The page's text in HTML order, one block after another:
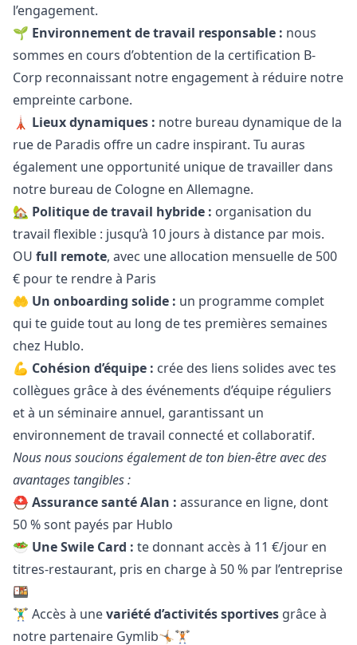
l’engagement.
🌱 Environnement de travail responsable : nous
sommes en cours d’obtention de la certification B-
Corp reconnaissant notre engagement à réduire notre
empreinte carbone.
🗼 Lieux dynamiques : notre bureau dynamique de la
rue de Paradis offre un cadre inspirant. Tu auras
également une opportunité unique de travailler dans
notre bureau de Cologne en Allemagne.
🏡 Politique de travail hybride : organisation du
travail flexible : jusqu’à 10 jours à distance par mois.
OU full remote, avec une allocation mensuelle de 500
€ pour te rendre à Paris
🤲 Un onboarding solide : un programme complet
qui te guide tout au long de tes premières semaines
chez Hublo.
💪 Cohésion d’équipe : crée des liens solides avec tes
collègues grâce à des événements d’équipe réguliers
et à un séminaire annuel, garantissant un
environnement de travail connecté et collaboratif.
Nous nous soucions également de ton bien-être avec des
avantages tangibles :
⛑️ Assurance santé Alan : assurance en ligne, dont
50 % sont payés par Hublo
🥗 Une Swile Card : te donnant accès à 11 €/jour en
titres-restaurant, pris en charge à 50 % par l’entreprise
🍱
🏋️‍♂️ Accès à unevariété d’activités sportives grâce à
notre partenaire Gymlib🤸🏼🏋🏻